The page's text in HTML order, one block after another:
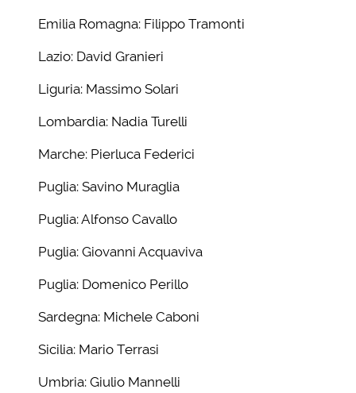
Emilia Romagna: Filippo Tramonti
Lazio: David Granieri
Liguria: Massimo Solari
Lombardia: Nadia Turelli
Marche: Pierluca Federici
Puglia: Savino Muraglia
Puglia: Alfonso Cavallo
Puglia: Giovanni Acquaviva
Puglia: Domenico Perillo
Sardegna: Michele Caboni
Sicilia: Mario Terrasi
Umbria: Giulio Mannelli